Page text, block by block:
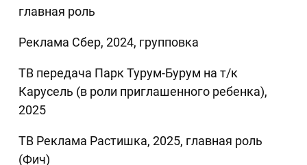
главная роль
Реклама Сбер, 2024, групповка
ТВ передача Парк Турум-Бурум на т/к
Карусель (в роли приглашенного ребенка),
2025
ТВ Реклама Растишка, 2025, главная роль
(Фич)